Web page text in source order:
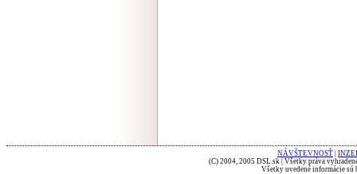
NÁVŠTEVNOSŤ
(C) 2004, 2005 DSL.sk | Všetky práva
Všetky uvedené informácie sú